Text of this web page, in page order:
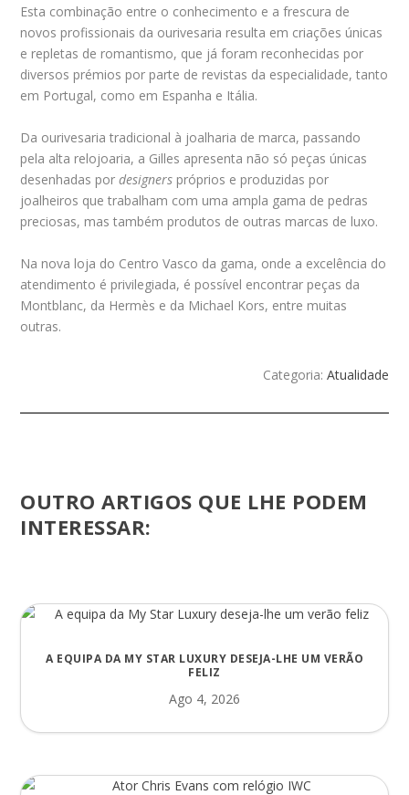
Esta combinação entre o conhecimento e a frescura de
novos profissionais da ourivesaria resulta em criações únicas
e repletas de romantismo, que já foram reconhecidas por
diversos prémios por parte de revistas da especialidade, tanto
em Portugal, como em Espanha e Itália.
Da ourivesaria tradicional à joalharia de marca, passando
pela alta relojoaria, a Gilles apresenta não só peças únicas
desenhadas pordesigners próprios e produzidas por
joalheiros que trabalham com uma ampla gama de pedras
preciosas, mas também produtos de outras marcas de luxo.
Na nova loja do Centro Vasco da gama, onde a excelência do
atendimento é privilegiada, é possível encontrar peças da
Montblanc, da Hermès e da Michael Kors, entre muitas
outras.
Categoria: Atualidade
OUTRO ARTIGOS QUE LHE PODEM
INTERESSAR:
A EQUIPA DA MY STAR LUXURY DESEJA-LHE UM VERÃO
FELIZ
Ago 4, 2026